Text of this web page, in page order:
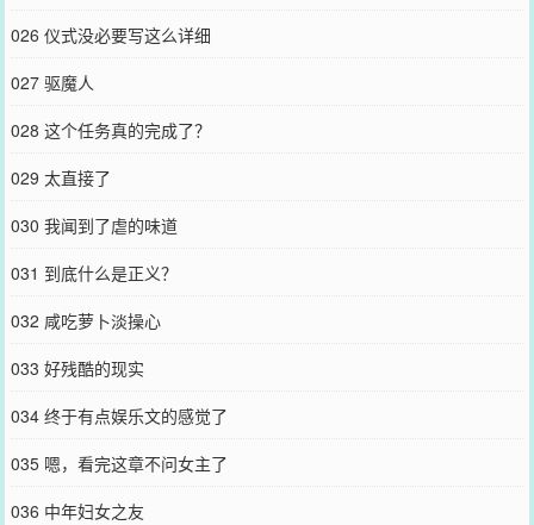
026 仪式没必要写这么详细
027 驱魔人
028 这个任务真的完成了？
029 太直接了
030 我闻到了虐的味道
031 到底什么是正义？
032 咸吃萝卜淡操心
033 好残酷的现实
034 终于有点娱乐文的感觉了
035 嗯，看完这章不问女主了
036 中年妇女之友